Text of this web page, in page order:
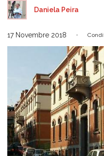
Daniela Peira
17 Novembre 2018